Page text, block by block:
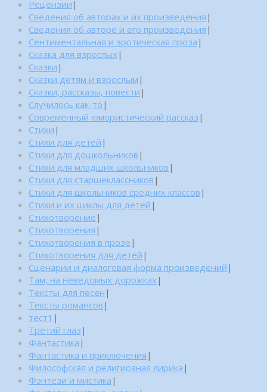
Рецензии |
Сведения об авторах и их произведения |
Сведения об авторе и его произведения |
Сентиментальная и эротическая проза |
Сказка для взрослых |
Сказки |
Сказки детям и взрослым |
Сказки, рассказы, повести |
Случилось как-то |
Современный юмористический рассказ |
Стихи |
Стихи для детей |
Стихи для дошкольников |
Стихи для младших школьников |
Стихи для старшеклассников |
Стихи для школьников средних классов |
Стихи и их циклы для детей |
Стихотворение |
Стихотворения |
Стихотворения в прозе |
Стихотворения для детей |
Сценарии и диалоговая форма произведений |
Там, на неведомых дорожках |
Тексты для песен |
Тексты романсов |
тест1 |
Третий глаз |
Фантастика |
Фантастика и приключения |
Философская и религиозная лирика |
Фэнтези и мистика |